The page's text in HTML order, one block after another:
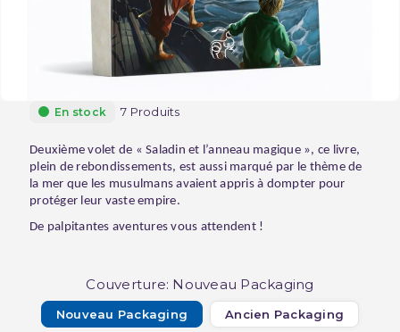
En stock 7 Produits
Deuxième volet de « Saladin et l’anneau magique », ce livre,
plein de rebondissements, est aussi marqué par le thème de
la mer que les musulmans avaient appris à dompter pour
protéger leur vaste empire.
De palpitantes aventures vous attendent !
Couverture: Nouveau Packaging
Nouveau Packaging Ancien Packaging